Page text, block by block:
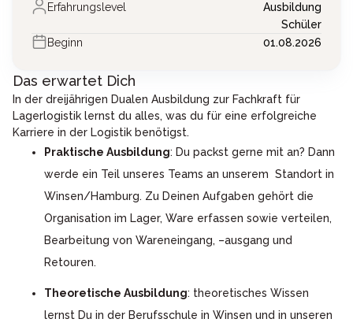
Erfahrungslevel
Ausbildung
Schüler
Beginn
01.08.2026
Das erwartet Dich
In der dreijährigen Dualen Ausbildung zur Fachkraft für
Lagerlogistik lernst du alles, was du für eine erfolgreiche
Karriere in der Logistik benötigst.
Praktische Ausbildung: Du packst gerne mit an? Dann
werde ein Teil unseres Teams an unserem Standort in
Winsen/Hamburg. Zu Deinen Aufgaben gehört die
Organisation im Lager, Ware erfassen sowie verteilen,
Bearbeitung von Wareneingang, –ausgang und
Retouren.
Theoretische Ausbildung: theoretisches Wissen
lernst Du in der Berufsschule in Winsen und in unseren